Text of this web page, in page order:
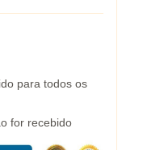
para todos os
for recebido